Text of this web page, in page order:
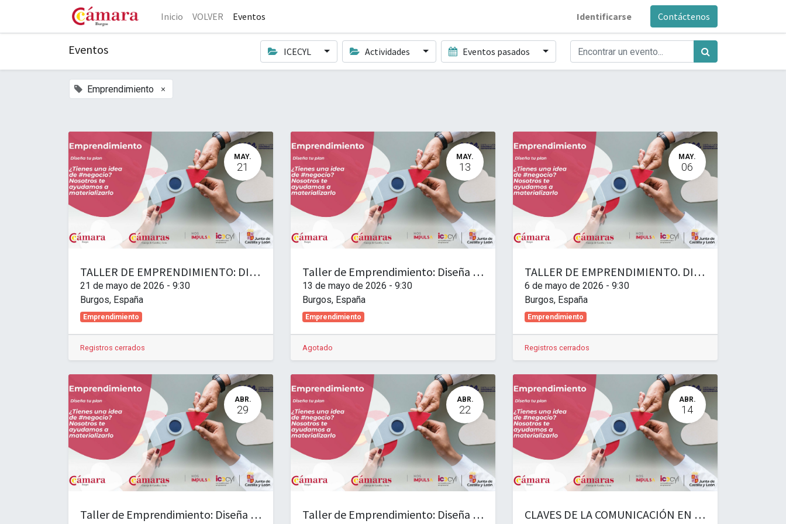
Inicio VOLVER Eventos Identificarse Contáctenos
Eventos ICECYL Actividades Eventos pasados
Emprendimiento ×
MAY.
21
TALLER DE EMPRENDIMIENTO: DISEÑA TU PLAN AVANZADO. FINANZAS Y FISCALIDAD PARA TU NUEVA EMPRESA
21 de mayo de 2026 - 9:30
Burgos, España
Emprendimiento
Registros cerrados
MAY.
13
Taller de Emprendimiento: Diseña tu plan. Nivel Básico. Las Mutuas y sus prestaciones.
13 de mayo de 2026 - 9:30
Burgos, España
Emprendimiento
Agotado
MAY.
06
TALLER DE EMPRENDIMIENTO. DISEÑA TU PLAN AVANZADO. Vender sin miedo: marketing y ventas para nuevos emprendedores
6 de mayo de 2026 - 9:30
Burgos, España
Emprendimiento
Registros cerrados
ABR.
29
Taller de Emprendimiento: Diseña tu plan
ABR.
22
Taller de Emprendimiento: Diseña tu plan
ABR.
14
CLAVES DE LA COMUNICACIÓN EN EL EMPRENDIMIENTO